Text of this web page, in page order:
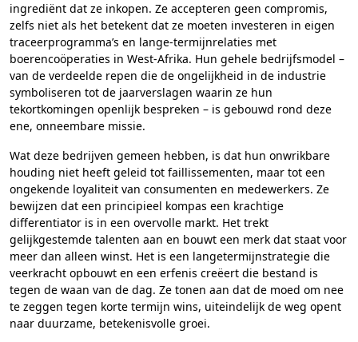
ingrediënt dat ze inkopen. Ze accepteren geen compromis,
zelfs niet als het betekent dat ze moeten investeren in eigen
traceerprogramma’s en lange-termijnrelaties met
boerencoöperaties in West-Afrika. Hun gehele bedrijfsmodel –
van de verdeelde repen die de ongelijkheid in de industrie
symboliseren tot de jaarverslagen waarin ze hun
tekortkomingen openlijk bespreken – is gebouwd rond deze
ene, onneembare missie.
Wat deze bedrijven gemeen hebben, is dat hun onwrikbare
houding niet heeft geleid tot faillissementen, maar tot een
ongekende loyaliteit van consumenten en medewerkers. Ze
bewijzen dat een principieel kompas een krachtige
differentiator is in een overvolle markt. Het trekt
gelijkgestemde talenten aan en bouwt een merk dat staat voor
meer dan alleen winst. Het is een langetermijnstrategie die
veerkracht opbouwt en een erfenis creëert die bestand is
tegen de waan van de dag. Ze tonen aan dat de moed om nee
te zeggen tegen korte termijn wins, uiteindelijk de weg opent
naar duurzame, betekenisvolle groei.